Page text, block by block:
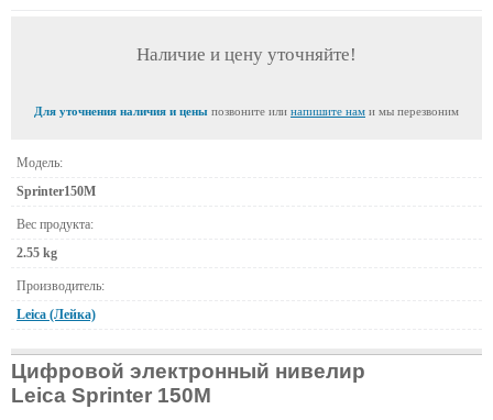
Наличие и цену уточняйте!
Для уточнения наличия и цены позвоните или напишите нам и мы перезвоним
Модель:
Sprinter150M
Вес продукта:
2.55 kg
Производитель:
Leica (Лейка)
Цифровой электронный нивелир
Leica Sprinter 150M